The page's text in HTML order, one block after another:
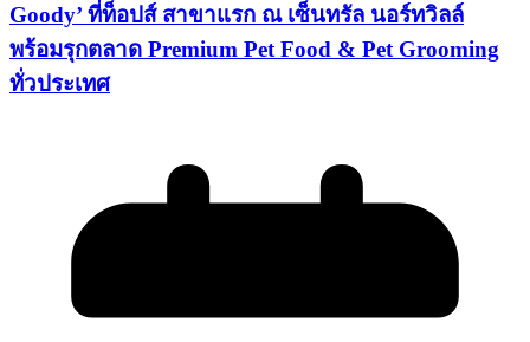
Goody’ ที่ท็อปส์ สาขาแรก ณ เซ็นทรัล นอร์ทวิลล์
พร้อมรุกตลาด Premium Pet Food & Pet Grooming
ทั่วประเทศ